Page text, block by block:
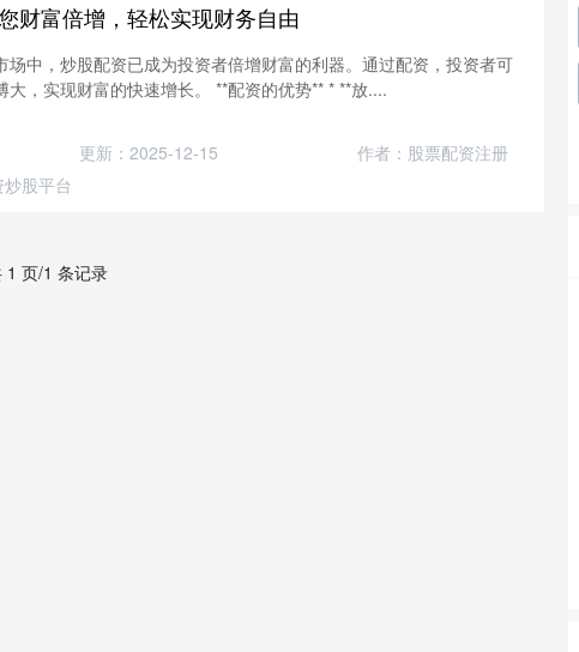
财富倍增，轻松实现财务自由
场中，炒股配资已成为投资者倍增财富的利器。通过配资，投资者可
大，实现财富的快速增长。 **配资的优势** * **放....
更新：2025-12-15
作者：股票配资注册
股平台
1 页/1 条记录